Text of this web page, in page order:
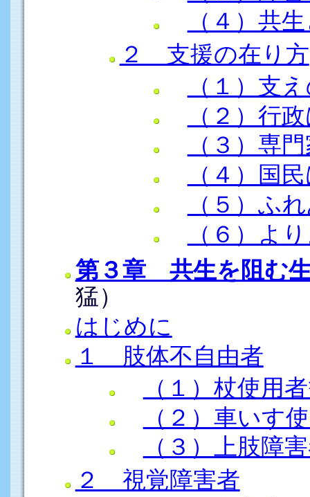
（４）共
２ 支援の在り方
（１）支
（２）行
（３）専
（４）国
（５）ふ
（６）よ
第３章 共生を阻む
猛）
はじめに
１ 肢体不自由者
（１）杖使用
（２）車いす
（３）上肢障
２ 視覚障害者